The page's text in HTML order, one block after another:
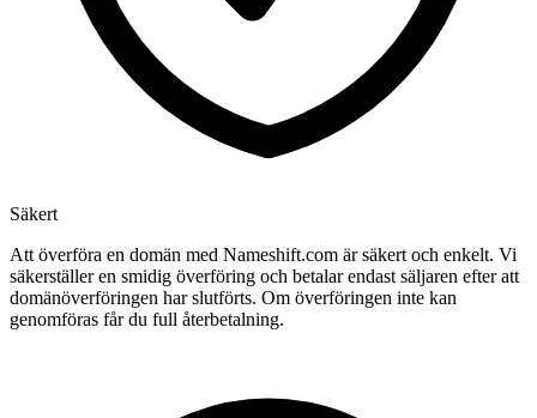
Säkert
Att överföra en domän med Nameshift.com är säkert och enkelt. Vi
säkerställer en smidig överföring och betalar endast säljaren efter att
domänöverföringen har slutförts. Om överföringen inte kan
genomföras får du full återbetalning.